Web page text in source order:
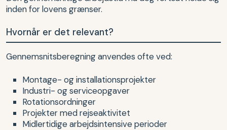
inden for lovens grænser.
Hvornår er det relevant?
Gennemsnitsberegning anvendes ofte ved:
Montage- og installationsprojekter
Industri- og serviceopgaver
Rotationsordninger
Projekter med rejseaktivitet
Midlertidige arbejdsintensive perioder